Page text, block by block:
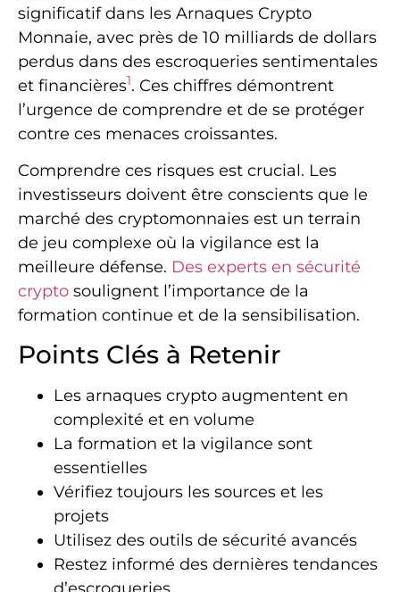
significatif dans les Arnaques Crypto
Monnaie, avec près de 10 milliards de dollars
perdus dans des escroqueries sentimentales
et financières1. Ces chiffres démontrent
l’urgence de comprendre et de se protéger
contre ces menaces croissantes.
Comprendre ces risques est crucial. Les
investisseurs doivent être conscients que le
marché des cryptomonnaies est un terrain
de jeu complexe où la vigilance est la
meilleure défense. Des experts en sécurité
crypto soulignent l’importance de la
formation continue et de la sensibilisation.
Points Clés à Retenir
Les arnaques crypto augmentent en
complexité et en volume
La formation et la vigilance sont
essentielles
Vérifiez toujours les sources et les
projets
Utilisez des outils de sécurité avancés
Restez informé des dernières tendances